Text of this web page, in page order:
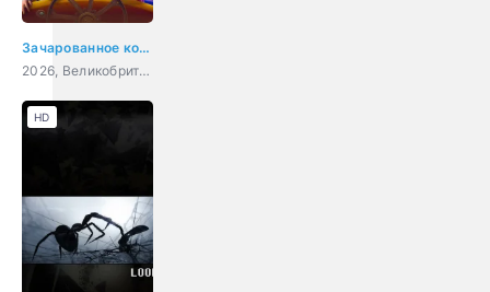
Зачарованное королевство
2026, Великобритания, США, Индия, мультфильм, фэнтези, семейный
HD